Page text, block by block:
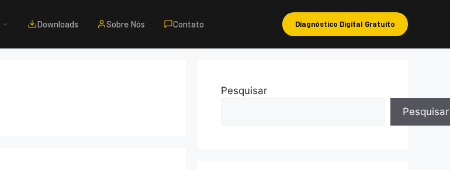
Downloads Sobre Nós Contato Diagnóstico Digital Gratuito
Pesquisar
Pesquisar